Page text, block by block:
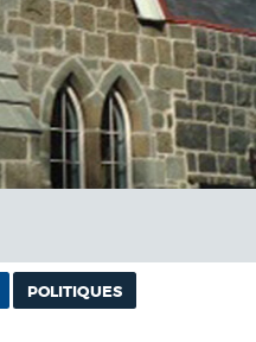
POLITIQUES